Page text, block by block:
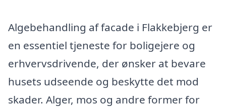
Algebehandling af facade i Flakkebjerg er
en essentiel tjeneste for boligejere og
erhvervsdrivende, der ønsker at bevare
husets udseende og beskytte det mod
skader. Alger, mos og andre former for